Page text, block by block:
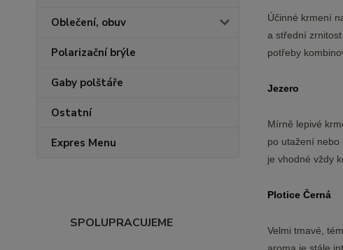
Oblečení, obuv
Polarizační brýle
Gaby polštáře
Ostatní
Expres Menu
SPOLUPRACUJEME
Účinné krmení
a střední
potřeby
Jezero
Mírně lepivé
po utažení nebo
je vhodné vždy
Plotice Černá
Velmi tmavé,
aroma je stále